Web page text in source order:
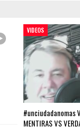
VIDEOS
#unciudadanomas
MENTIRAS VS